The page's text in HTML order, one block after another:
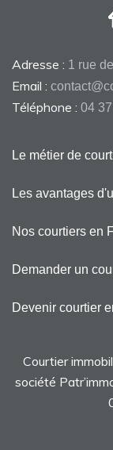
Adresse : 1 rue
Email :
Téléphone : 04
Le métier de
Les avantages
Nos courtiers en
Demander un
Devenir courtier
Courtier
société